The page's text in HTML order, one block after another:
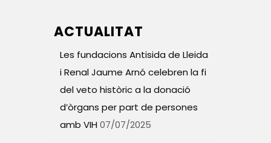
ACTUALITAT
Les fundacions Antisida de Lleida
i Renal Jaume Arnó celebren la fi
del veto històric a la donació
d’òrgans per part de persones
amb VIH 07/07/2025